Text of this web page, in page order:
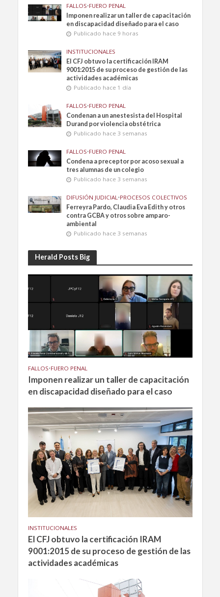
FALLOS•FUERO PENAL
Imponen realizar un taller de capacitación
en discapacidad diseñado para el caso
Publicado hace 9 horas
INSTITUCIONALES
El CFJ obtuvo la certificación IRAM
9001:2015 de su proceso de gestión de las
actividades académicas
Publicado hace 1 día
FALLOS•FUERO PENAL
Condenan a un anestesista del Hospital
Durand por violencia obstétrica
Publicado hace 3 semanas
FALLOS•FUERO PENAL
Condena a preceptor por acoso sexual a
tres alumnas de un colegio
Publicado hace 3 semanas
DIFUSIÓN JUDICIAL •PROCESOS COLECTIVOS
Ferreyra Pardo, Claudia Eva Edith y otros
contra GCBA y otros sobre amparo-
ambiental
Publicado hace 3 semanas
Herald Posts Big
FALLOS•FUERO PENAL
Imponen realizar un taller de capacitación
en discapacidad diseñado para el caso
INSTITUCIONALES
El CFJ obtuvo la certificación IRAM
9001:2015 de su proceso de gestión de las
actividades académicas